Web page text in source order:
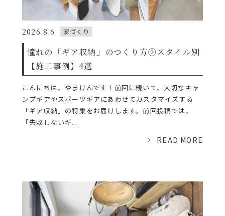
2026.8.6 家づくり
憧れの「ギア収納」のつくり方②スタイル別
【施工事例】4選
こんにちは、やまけんです！前回に続いて、大切なキャ
ンプギアやスポーツギアにあわせてカスタマイズする
「ギア収納」の特集をお届けします。前回投稿では、
「失敗しないギ...
READ MORE